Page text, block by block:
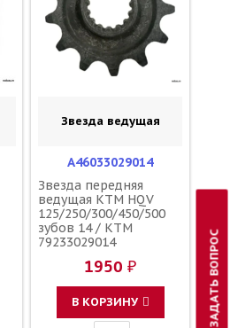
Звезда ведущая
A46033029014
Звезда передняя
ведущая KTM HQV
125/250/300/450/500
зубов 14 / KTM
79233029014
1950 ₽
В КОРЗИНУ ЗАДАТЬ ВОПРОС